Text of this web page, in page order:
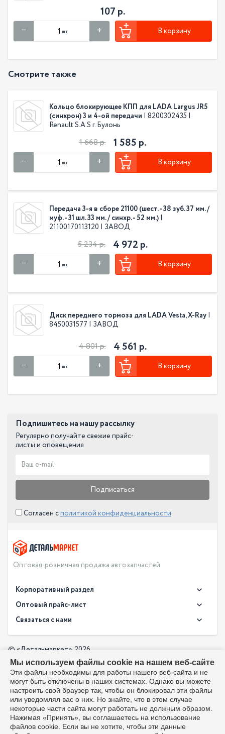
107 р.
шт В корзину
Смотрите также
Кольцо блокирующее КПП для LADA Largus JR5
(синхрон) 3 и 4-ой передачи | 8200302435 |
Renault S.A.S г. Булонь
1 668 р. 1 585 р.
шт В корзину
Передача 3-я в сборе 21100 (шест. - 38 зуб. 37 мм. /
муф. - 31 шл. 33 мм. / синхр. - 52 мм.) |
21100170113120 | ЗАВОД
5 234 р. 4 972 р.
шт В корзину
Диск переднего тормоза для LADA Vesta, X-Ray |
8450031577 | ЗАВОД
4 801 р. 4 561 р.
шт В корзину
Подпишитесь на нашу рассылку
Регулярно получайте свежие прайс-
листы и оповещения
Подписаться
Согласен сполитикой конфиденциальности
Оптовая-розничная продажа автозапчастей
Корпоративный раздел
Новости
О компании
Доставка
Оптовый прайс-лист
Оплата
Производители
Политика в отношении обработки персональных данных
Оптовый прайс-лист
Скачать прайс в PDF
Связаться с нами
info@detalmarket.ru
Перезвоните мне
© «Детальмаркет», 2026
Разработка:
Все упоминания товарных знаков (включая LADA и АвтоВАЗ)
используются исключительно для указания совместимости
товаров и соответствуют положениям ст. 1487, 1484
Гражданского кодекса РФ. Интернет-магазин не является
официальным дистрибьютором или представителем ПАО
Мы используем файлы cookie на нашем веб-сайте
Эти файлы необходимы для работы нашего веб-сайта и не
могут быть отключены в наших системах. Однако вы можете
настроить свой браузер так, чтобы он блокировал эти файлы
или уведомлял вас о них. Но знайте, что в этом случае
некоторые части сайта могут работать не должным образом.
Нажимая «Принять», вы соглашаетесь на использование
файлов cookie. Если вы не хотите, чтобы эти данные